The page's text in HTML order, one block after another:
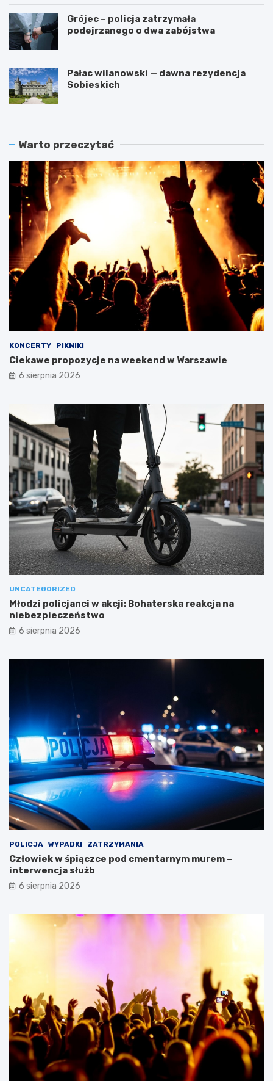
Grójec – policja zatrzymała
podejrzanego o dwa zabójstwa
Pałac wilanowski — dawna rezydencja
Sobieskich
Warto przeczytać
KONCERTY PIKNIKI
Ciekawe propozycje na weekend w Warszawie
6 sierpnia 2026
UNCATEGORIZED
Młodzi policjanci w akcji: Bohaterska reakcja na
niebezpieczeństwo
6 sierpnia 2026
POLICJA WYPADKI ZATRZYMANIA
Człowiek w śpiączce pod cmentarnym murem –
interwencja służb
6 sierpnia 2026